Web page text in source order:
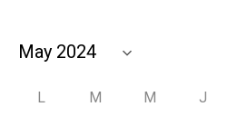
L M M J